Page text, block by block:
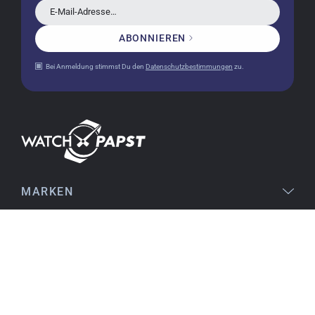
bereits mehrere Uhren bei watchpapst gekauft.
Sehr empfehlenswert!
14.02.2026
einwandfrei. Auch die Verpackung war sehr gut.
Ich bin sehr zufrieden, jederzeit wieder!
Stefan S.
16.02.2026
E-Mail-Adresse…
ABONNIEREN
Bei Anmeldung stimmst Du den Datenschutzbestimmungen zu.
MARKEN